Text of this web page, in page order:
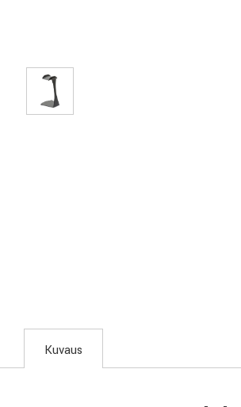
Kuvaus